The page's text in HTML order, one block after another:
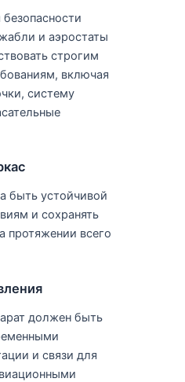
и аэростаты
строгим
включая
систему
быть устойчивой
и сохранять
протяжении всего
должен быть
и связи для